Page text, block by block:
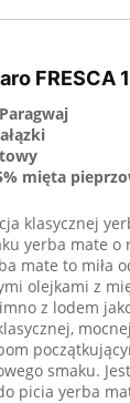
FRESCA
mięta
klasycznej
yerba mate o
mate to miła
olejkami z
z lodem
smaku.
picia yerba